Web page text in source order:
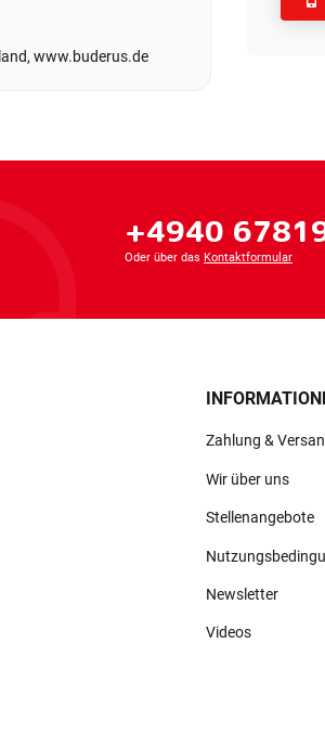
www.buderus.de
+4940
Oder über das Kontaktformular
Zahlung &
Wir über uns
Stellenangebote
Newsletter
Videos